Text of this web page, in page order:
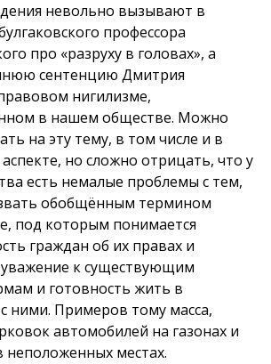
невольно вызывают в
профессора
про «разруху в головах», а
сентенцию Дмитрия
нигилизме,
в нашем обществе. Можно
на эту тему, в том числе и в
но сложно отрицать, что у
есть немалые проблемы с тем,
обобщённым термином
под которым понимается
граждан об их правах и
уважение к существующим
и готовность жить в
ними. Примеров тому масса,
автомобилей на газонах и
неположенных местах.